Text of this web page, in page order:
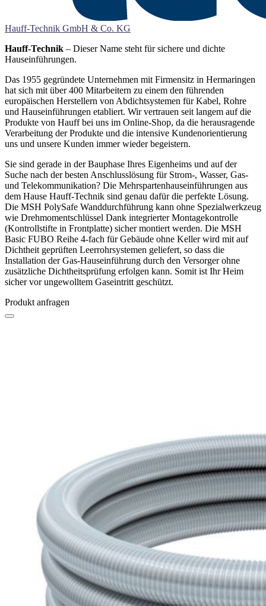
Hauff-Technik GmbH & Co. KG
Hauff-Technik – Dieser Name steht für sichere und dichte
Hauseinführungen.
Das 1955 gegründete Unternehmen mit Firmensitz in Hermaringen
hat sich mit über 400 Mitarbeitern zu einem den führenden
europäischen Herstellern von Abdichtsystemen für Kabel, Rohre
und Hauseinführungen etabliert. Wir vertrauen seit langem auf die
Produkte von Hauff bei uns im Online-Shop, da die herausragende
Verarbeitung der Produkte und die intensive Kundenorientierung
uns und unsere Kunden immer wieder begeistern.
Sie sind gerade in der Bauphase Ihres Eigenheims und auf der
Suche nach der besten Anschlusslösung für Strom-, Wasser, Gas-
und Telekommunikation? Die Mehrspartenhauseinführungen aus
dem Hause Hauff-Technik sind genau dafür die perfekte Lösung.
Die MSH PolySafe Wanddurchführung kann ohne Spezialwerkzeug
wie Drehmomentschlüssel Dank integrierter Montagekontrolle
(Kontrollstifte in Frontplatte) sicher montiert werden. Die MSH
Basic FUBO Reihe 4-fach für Gebäude ohne Keller wird mit auf
Dichtheit geprüften Leerrohrsystemen geliefert, so dass die
Installation der Gas-Hauseinführung durch den Versorger ohne
zusätzliche Dichtheitsprüfung erfolgen kann. Somit ist Ihr Heim
sicher vor ungewolltem Gaseintritt geschützt.
Produkt anfragen